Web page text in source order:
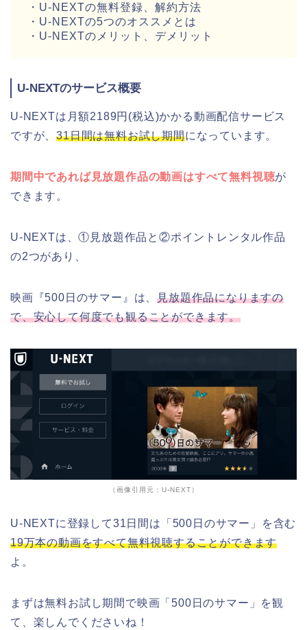
・U-NEXTの無料登録、解約方法
・U-NEXTの5つのオススメとは
・U-NEXTのメリット、デメリット
U-NEXTのサービス概要
U-NEXTは月額2189円(税込)かかる動画配信サービス
ですが、31日間は無料お試し期間になっています。
期間中であれば見放題作品の動画はすべて無料視聴が
できます。
U-NEXTは、①見放題作品と②ポイントレンタル作品
の2つがあり、
映画『500日のサマー』は、見放題作品になりますの
で、安心して何度でも観ることができます。
（画像引用元：U-NEXT）
U-NEXTに登録して31日間は「500日のサマー」を含む
19万本の動画をすべて無料視聴することができます
よ。
まずは無料お試し期間で映画「500日のサマー」を観
て、楽しんでくださいね！